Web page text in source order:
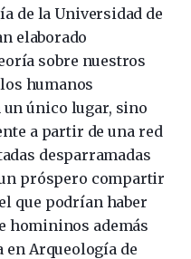
de la Universidad de
elaborado
sobre nuestros
humanos
único lugar, sino
a partir de una red
desparramadas
próspero compartir
que podrían haber
homininos además
en Arqueología de